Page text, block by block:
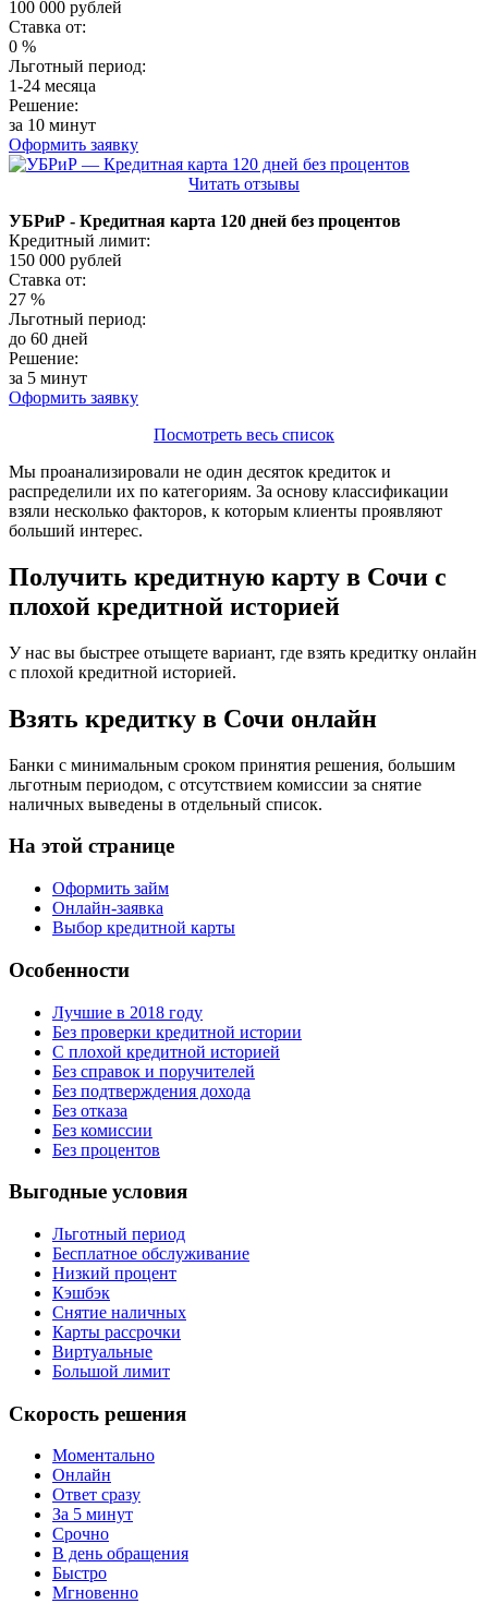
100 000 рублей
Ставка от:
0 %
Льготный период:
1-24 месяца
Решение:
за 10 минут
Оформить заявку
Читать отзывы
УБРиР - Кредитная карта 120 дней без процентов
Кредитный лимит:
150 000 рублей
Ставка от:
27 %
Льготный период:
до 60 дней
Решение:
за 5 минут
Оформить заявку
Посмотреть весь список
Мы проанализировали не один десяток кредиток и
распределили их по категориям. За основу классификации
взяли несколько факторов, к которым клиенты проявляют
больший интерес.
Получить кредитную карту в Сочи с
плохой кредитной историей
У нас вы быстрее отыщете вариант, где взять кредитку онлайн
с плохой кредитной историей.
Взять кредитку в Сочи онлайн
Банки с минимальным сроком принятия решения, большим
льготным периодом, с отсутствием комиссии за снятие
наличных выведены в отдельный список.
На этой странице
Оформить займ
Онлайн-заявка
Выбор кредитной карты
Особенности
Лучшие в 2018 году
Без проверки кредитной истории
С плохой кредитной историей
Без справок и поручителей
Без подтверждения дохода
Без отказа
Без комиссии
Без процентов
Выгодные условия
Льготный период
Бесплатное обслуживание
Низкий процент
Кэшбэк
Снятие наличных
Карты рассрочки
Виртуальные
Большой лимит
Скорость решения
Моментально
Онлайн
Ответ сразу
За 5 минут
Срочно
В день обращения
Быстро
Мгновенно